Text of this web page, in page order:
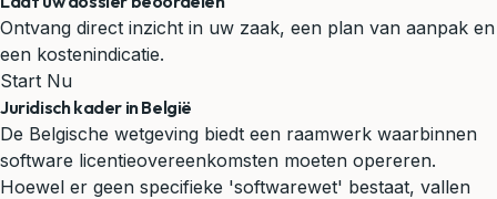
Ontvang direct inzicht in uw zaak, een plan van aanpak en
een kostenindicatie.
Start Nu
Juridisch kader in België
De Belgische wetgeving biedt een raamwerk waarbinnen
software licentieovereenkomsten moeten opereren.
Hoewel er geen specifieke 'softwarewet' bestaat, vallen